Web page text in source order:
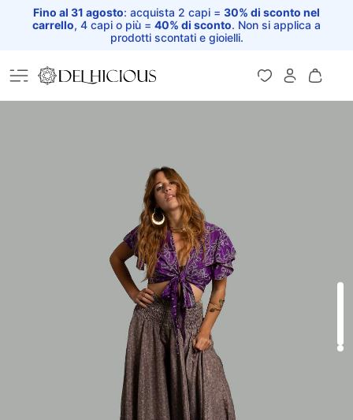
Fino al 31 agosto: acquista 2 capi = 30% di sconto nel
carrello, 4 capi o più = 40% di sconto. Non si applica a
prodotti scontati e gioielli.
Home